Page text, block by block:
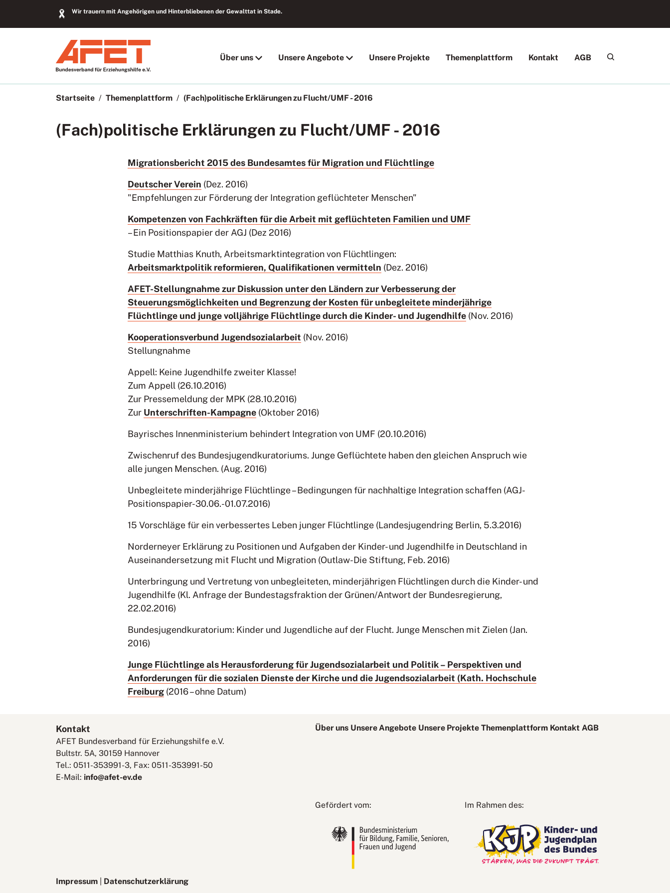
Wir trauern mit Angehörigen und Hinterbliebenen der Gewalttat in Stade.
Über uns Unsere Angebote Unsere Projekte Themenplattform Kontakt AGB
Startseite Themenplattform (Fach)politische Erklärungen zu Flucht/UMF - 2016
(Fach)politische Erklärungen zu Flucht/UMF - 2016
Migrationsbericht 2015 des Bundesamtes für Migration und Flüchtlinge
Deutscher Verein (Dez. 2016)
"Empfehlungen zur Förderung der Integration geflüchteter Menschen"
Kompetenzen von Fachkräften für die Arbeit mit geflüchteten Familien und UMF
– Ein Positionspapier der AGJ (Dez 2016)
Studie Matthias Knuth, Arbeitsmarktintegration von Flüchtlingen:
Arbeitsmarktpolitik reformieren, Qualifikationen vermitteln (Dez. 2016)
AFET-Stellungnahme zur Diskussion unter den Ländern zur Verbesserung der
Steuerungsmöglichkeiten und Begrenzung der Kosten für unbegleitete minderjährige
Flüchtlinge und junge volljährige Flüchtlinge durch die Kinder- und Jugendhilfe (Nov. 2016)
Kooperationsverbund Jugendsozialarbeit (Nov. 2016)
Stellungnahme
Appell: Keine Jugendhilfe zweiter Klasse!
Zum Appell (26.10.2016)
Zur Pressemeldung der MPK (28.10.2016)
Zur Unterschriften-Kampagne (Oktober 2016)
Bayrisches Innenministerium behindert Integration von UMF (20.10.2016)
Zwischenruf des Bundesjugendkuratoriums. Junge Geflüchtete haben den gleichen Anspruch wie
alle jungen Menschen. (Aug. 2016)
Unbegleitete minderjährige Flüchtlinge – Bedingungen für nachhaltige Integration schaffen (AGJ-
Positionspapier-30.06.-01.07.2016)
15 Vorschläge für ein verbessertes Leben junger Flüchtlinge (Landesjugendring Berlin, 5.3.2016)
Norderneyer Erklärung zu Positionen und Aufgaben der Kinder- und Jugendhilfe in Deutschland in
Auseinandersetzung mit Flucht und Migration (Outlaw-Die Stiftung, Feb. 2016)
Unterbringung und Vertretung von unbegleiteten, minderjährigen Flüchtlingen durch die Kinder- und
Jugendhilfe (Kl. Anfrage der Bundestagsfraktion der Grünen/Antwort der Bundesregierung,
22.02.2016)
Bundesjugendkuratorium: Kinder und Jugendliche auf der Flucht. Junge Menschen mit Zielen (Jan.
2016)
Junge Flüchtlinge als Herausforderung für Jugendsozialarbeit und Politik – Perspektiven und
Anforderungen für die sozialen Dienste der Kirche und die Jugendsozialarbeit (Kath. Hochschule
Freiburg (2016 – ohne Datum)
Kontakt
AFET Bundesverband für Erziehungshilfe e.V.
Bultstr. 5A, 30159 Hannover
Tel.: 0511-353991-3, Fax: 0511-353991-50
E-Mail: info@afet-ev.de
Über uns Unsere Angebote Unsere Projekte Themenplattform Kontakt AGB
Impressum Datenschutzerklärung
Gefördert vom:
Bildung,
Familie,
Senioren,
Im Rahmen des:
Jugendplan
des
Bundes